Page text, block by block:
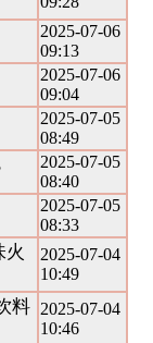
2025-07-06
09:13
2025-07-06
09:04
2025-07-05
08:49
2025-07-05
08:40
2025-07-05
08:33
火
2025-07-04
10:49
料
2025-07-04
10:46